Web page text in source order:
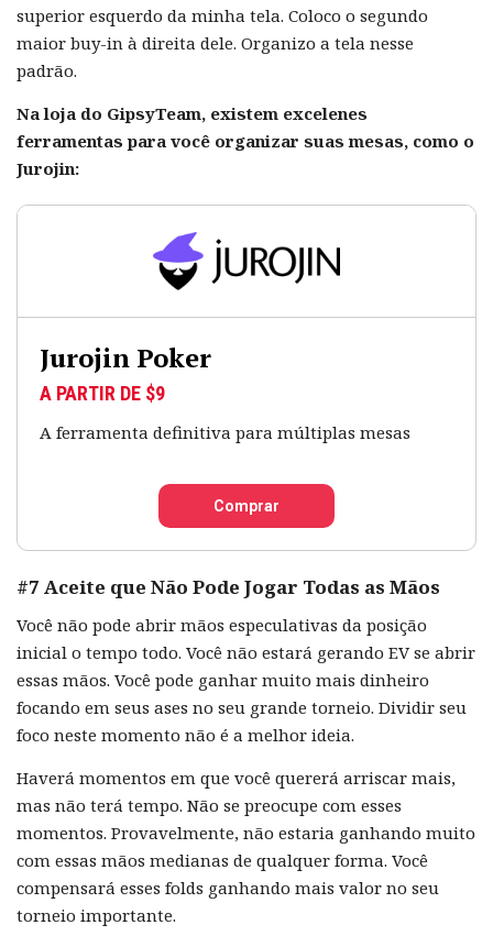
superior esquerdo da minha tela. Coloco o segundo
maior buy-in à direita dele. Organizo a tela nesse
padrão.
Na loja do GipsyTeam, existem excelenes
ferramentas para você organizar suas mesas, como o
Jurojin:
Jurojin Poker
A PARTIR DE $9
A ferramenta definitiva para múltiplas mesas
Comprar
#7 Aceite que Não Pode Jogar Todas as Mãos
Você não pode abrir mãos especulativas da posição
inicial o tempo todo. Você não estará gerando EV se abrir
essas mãos. Você pode ganhar muito mais dinheiro
focando em seus ases no seu grande torneio. Dividir seu
foco neste momento não é a melhor ideia.
Haverá momentos em que você quererá arriscar mais,
mas não terá tempo. Não se preocupe com esses
momentos. Provavelmente, não estaria ganhando muito
com essas mãos medianas de qualquer forma. Você
compensará esses folds ganhando mais valor no seu
torneio importante.